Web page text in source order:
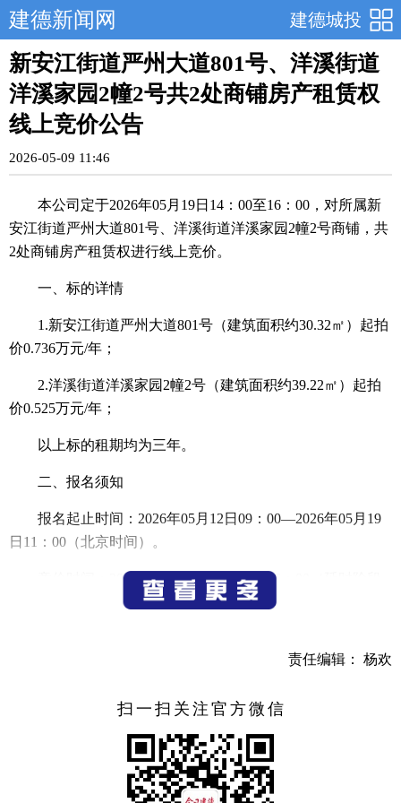
建德城投
建德新闻网
新安江街道严州大道801号、洋溪街道
洋溪家园2幢2号共2处商铺房产租赁权
线上竞价公告
2026-05-09 11:46
本公司定于2026年05月19日14：00至16：00，对所属新
安江街道严州大道801号、洋溪街道洋溪家园2幢2号商铺，共
2处商铺房产租赁权进行线上竞价。
一、标的详情
1.新安江街道严州大道801号（建筑面积约30.32㎡）起拍
价0.736万元/年；
2.洋溪街道洋溪家园2幢2号（建筑面积约39.22㎡）起拍
价0.525万元/年；
以上标的租期均为三年。
二、报名须知
报名起止时间：2026年05月12日09：00—2026年05月19
日11：00（北京时间）。
竞价时间：2026年05月19日14：00—16：00（延时阶段
录“建德市国有（集体）产权交易网上竞价”平台
（https://cq.zhaobide.com/）。自行提交报名材料，完成注册和
网上报名后方可参与竞价。
展示及咨询：公告后即按现状展示并接受咨询。标的咨
询电话：吴先生0571-58306863。
责任编辑： 杨欢
扫一扫关注官方微信